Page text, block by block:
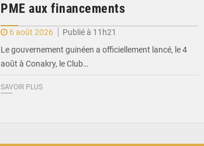
PME aux financements
6 août 2026
Publié à 11h21
Le gouvernement guinéen a officiellement lancé, le 4
août à Conakry, le Club…
SAVOIR PLUS